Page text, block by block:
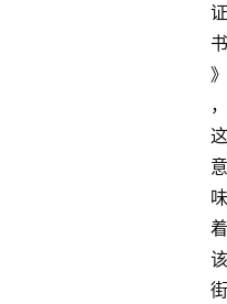
证
书
》
，
这
意
味
着
该
街